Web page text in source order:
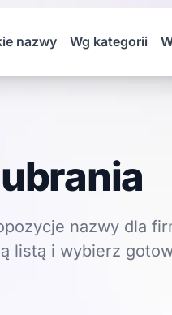
nazwy Wg kategorii
ubrania
nazwy dla
listą i wybierz